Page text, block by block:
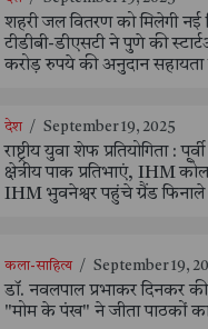
शहरी जल वितरण को मिलेगी नई
टीडीबी-डीएसटी ने पुणे की
करोड़ रुपये की अनुदान सहायता
देश / September 19, 2025
राष्ट्रीय युवा शेफ प्रतियोगिता :
क्षेत्रीय पाक प्रतिभाएं, IHM
IHM भुवनेश्वर पहुंचे ग्रैंड फिनाले
कला-साहित्य / September 19,
डॉ. नवलपाल प्रभाकर दिनकर
"मोम के पंख" ने जीता पाठकों